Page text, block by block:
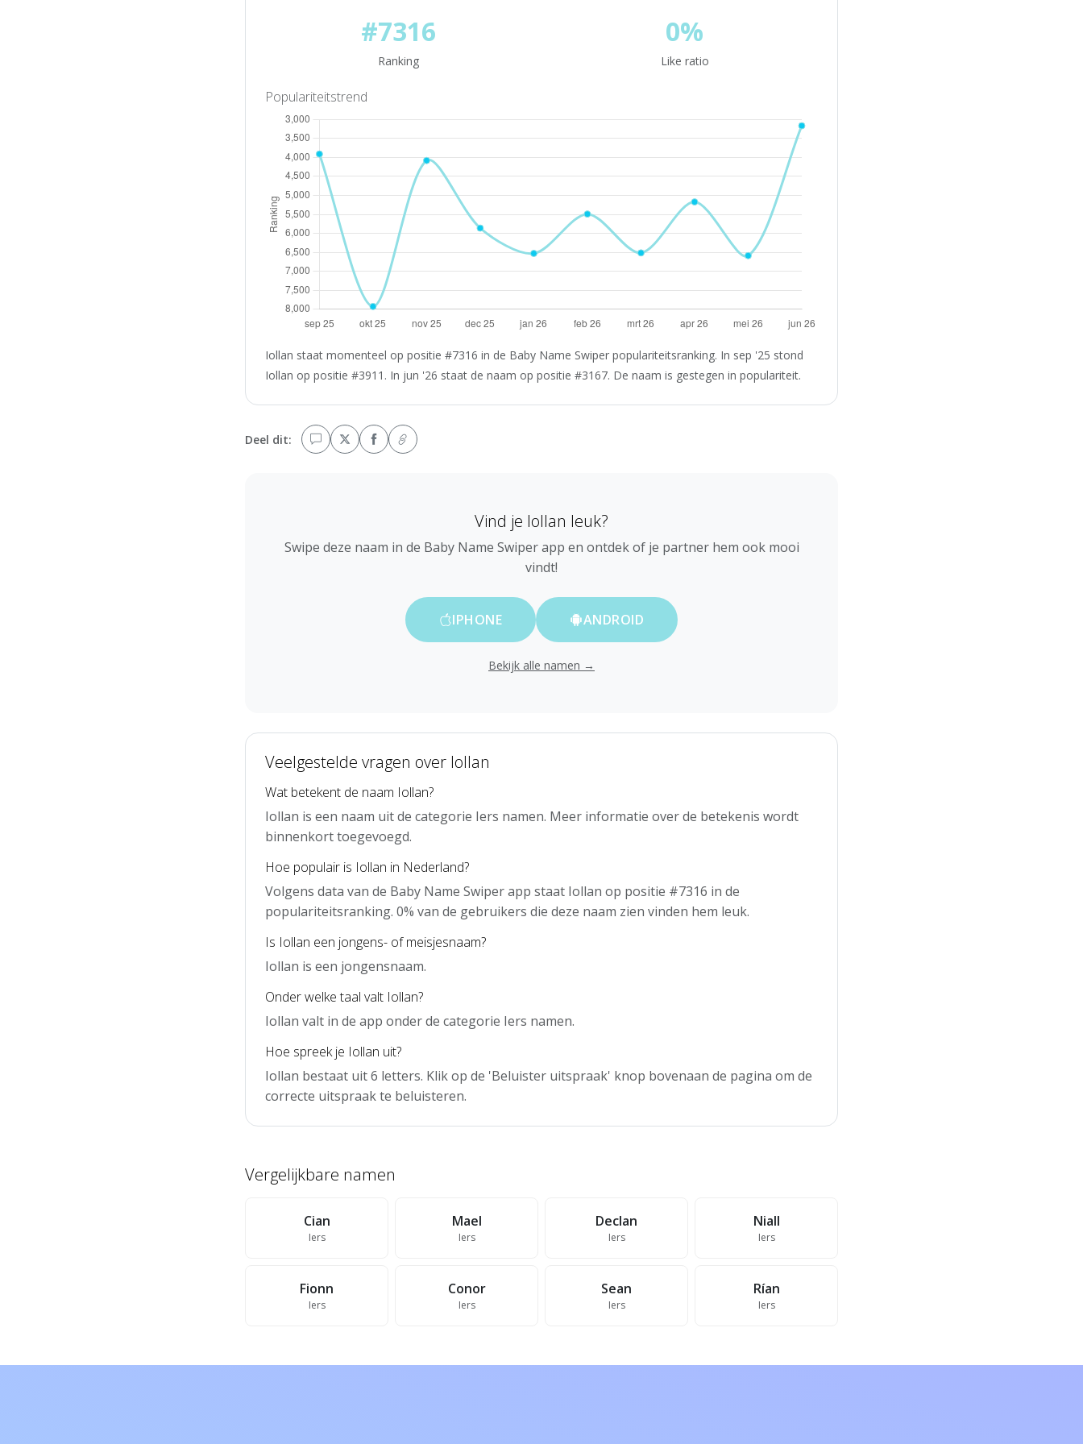
#7316
Ranking
0%
Like ratio
Populariteitstrend
Iollan staat momenteel op positie #7316 in de Baby Name Swiper populariteitsranking. In sep '25 stond
Iollan op positie #3911. In jun '26 staat de naam op positie #3167. De naam is gestegen in populariteit.
Deel dit:
Vind je Iollan leuk?
Swipe deze naam in de Baby Name Swiper app en ontdek of je partner hem ook mooi
vindt!
IPHONE ANDROID
Bekijk alle namen →
Veelgestelde vragen over Iollan
Wat betekent de naam Iollan?
Iollan is een naam uit de categorie Iers namen. Meer informatie over de betekenis wordt
binnenkort toegevoegd.
Hoe populair is Iollan in Nederland?
Volgens data van de Baby Name Swiper app staat Iollan op positie #7316 in de
populariteitsranking. 0% van de gebruikers die deze naam zien vinden hem leuk.
Is Iollan een jongens- of meisjesnaam?
Iollan is een jongensnaam.
Onder welke taal valt Iollan?
Iollan valt in de app onder de categorie Iers namen.
Hoe spreek je Iollan uit?
Iollan bestaat uit 6 letters. Klik op de 'Beluister uitspraak' knop bovenaan de pagina om de
correcte uitspraak te beluisteren.
Vergelijkbare namen
Cian
Iers
Mael
Iers
Declan
Iers
Niall
Iers
Fionn
Iers
Conor
Iers
Sean
Iers
Rían
Iers